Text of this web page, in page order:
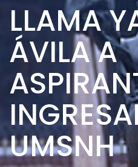
LLAMA
ÁVILA A
UMSNH